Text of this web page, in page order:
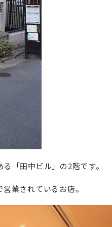
「田中ビル」の2階です。
業されているお店。